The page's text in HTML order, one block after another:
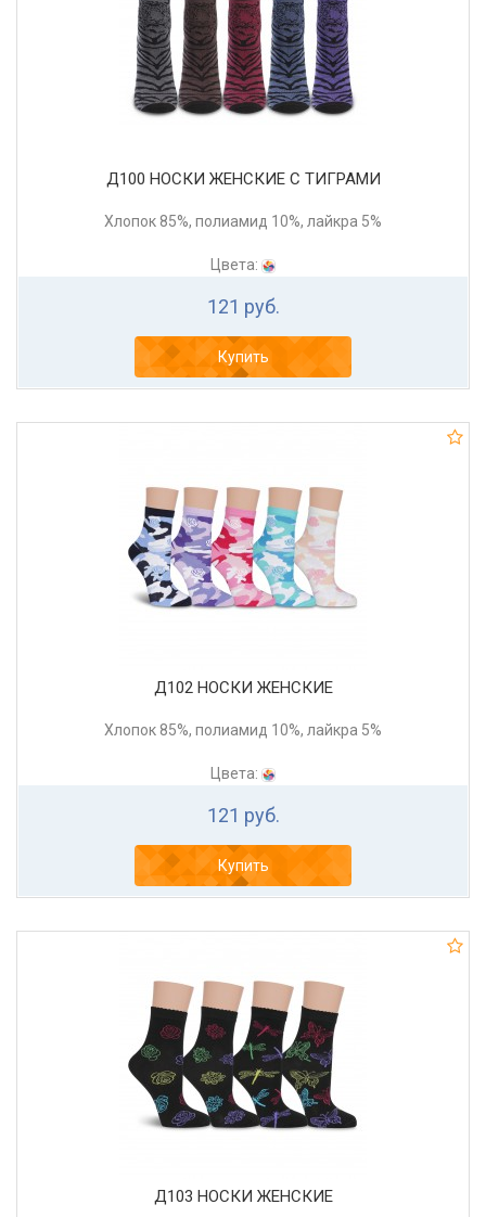
Д100 НОСКИ ЖЕНСКИЕ C ТИГРАМИ
Хлопок 85%, полиамид 10%, лайкра 5%
Цвета:
121 руб.
Купить
Д102 НОСКИ ЖЕНСКИЕ
Хлопок 85%, полиамид 10%, лайкра 5%
Цвета:
121 руб.
Купить
Д103 НОСКИ ЖЕНСКИЕ